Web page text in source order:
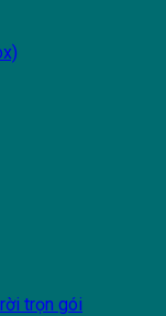
trọn gói